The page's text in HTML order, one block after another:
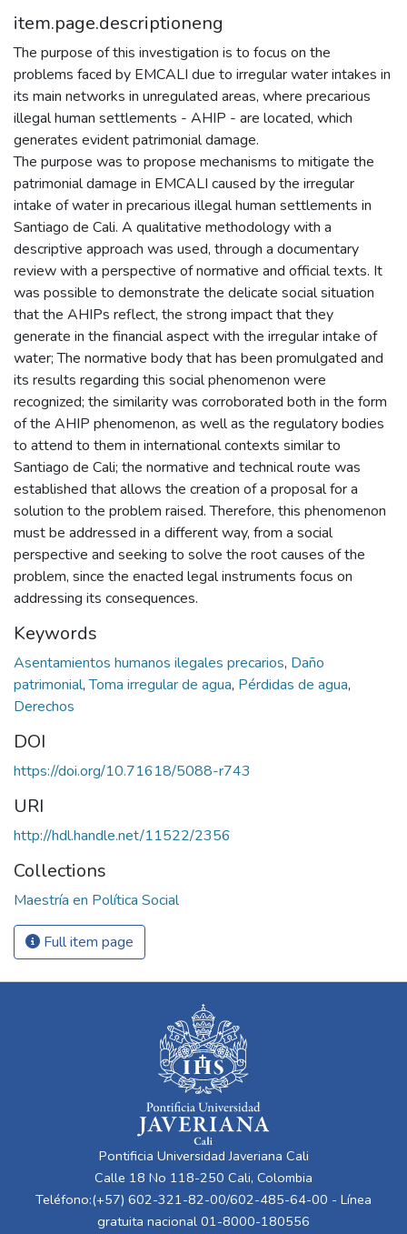
item.page.descriptioneng
The purpose of this investigation is to focus on the
problems faced by EMCALI due to irregular water intakes in
its main networks in unregulated areas, where precarious
illegal human settlements - AHIP - are located, which
generates evident patrimonial damage.
The purpose was to propose mechanisms to mitigate the
patrimonial damage in EMCALI caused by the irregular
intake of water in precarious illegal human settlements in
Santiago de Cali. A qualitative methodology with a
descriptive approach was used, through a documentary
review with a perspective of normative and official texts. It
was possible to demonstrate the delicate social situation
that the AHIPs reflect, the strong impact that they
generate in the financial aspect with the irregular intake of
water; The normative body that has been promulgated and
its results regarding this social phenomenon were
recognized; the similarity was corroborated both in the form
of the AHIP phenomenon, as well as the regulatory bodies
to attend to them in international contexts similar to
Santiago de Cali; the normative and technical route was
established that allows the creation of a proposal for a
solution to the problem raised. Therefore, this phenomenon
must be addressed in a different way, from a social
perspective and seeking to solve the root causes of the
problem, since the enacted legal instruments focus on
addressing its consequences.
Keywords
Asentamientos humanos ilegales precarios, Daño
patrimonial,Toma irregular de agua, Pérdidas de agua,
Derechos
DOI
https://doi.org/10.71618/5088-r743
URI
http://hdl.handle.net/11522/2356
Collections
Maestría en Política Social
Full item page
Pontificia Universidad Javeriana Cali
Calle 18 No 118-250 Cali, Colombia
Teléfono:(+57) 602-321-82-00/602-485-64-00 - Línea
gratuita nacional 01-8000-180556